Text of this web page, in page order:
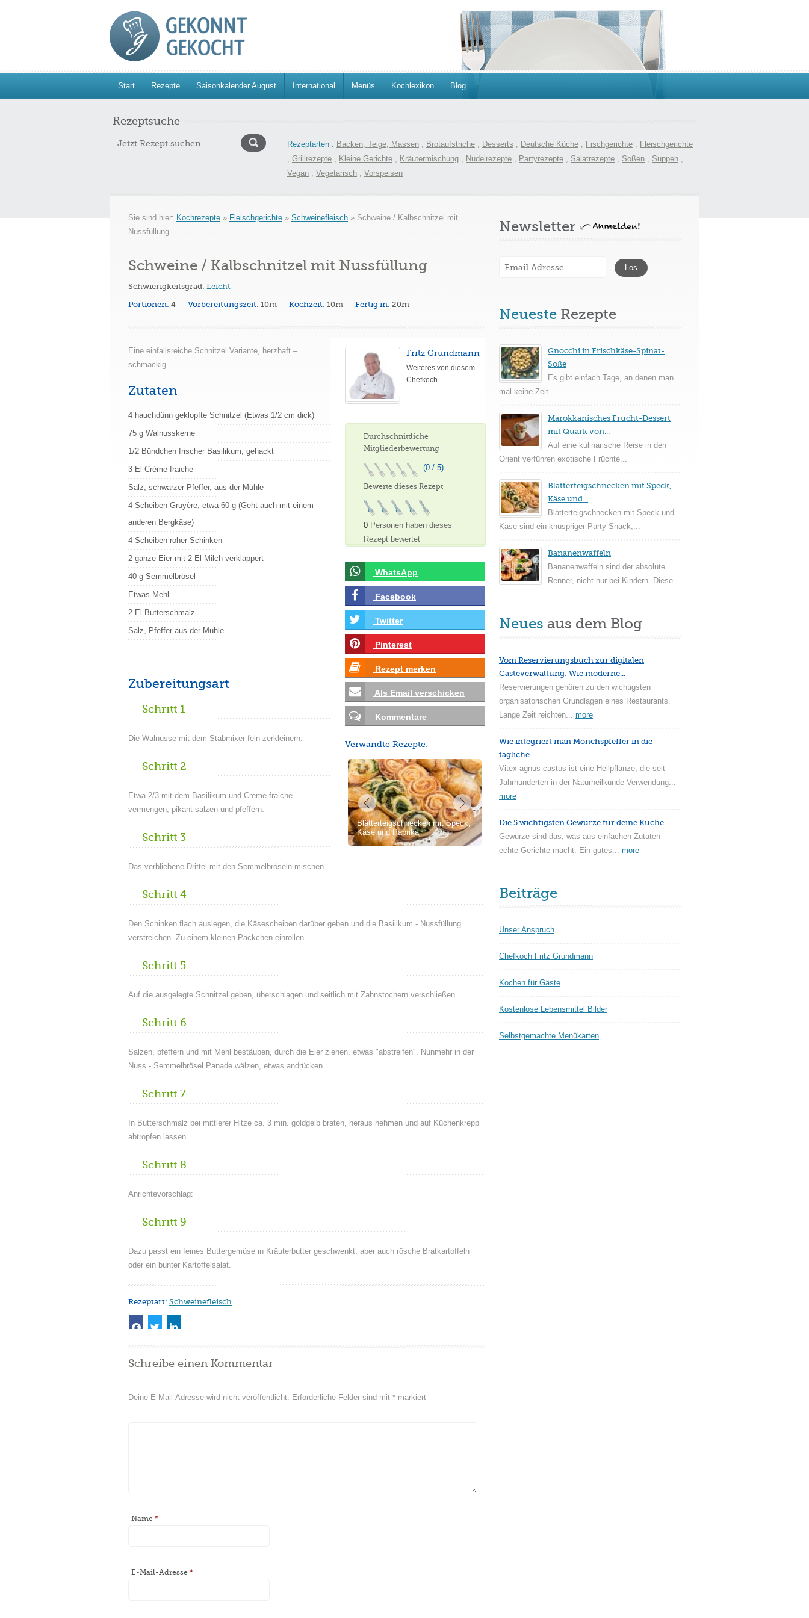
Start Rezepte Saisonkalender August International Menüs Kochlexikon Blog
Rezeptsuche
Rezeptarten : Backen, Teige, Massen , Brotaufstriche , Desserts , Deutsche Küche , Fischgerichte , Fleischgerichte
, Grillrezepte , Kleine Gerichte , Kräutermischung , Nudelrezepte , Partyrezepte , Salatrezepte , Soßen , Suppen ,
Vegan , Vegetarisch , Vorspeisen
Sie sind hier: Kochrezepte » Fleischgerichte » Schweinefleisch » Schweine / Kalbschnitzel mit
Nussfüllung
Schweine / Kalbschnitzel mit Nussfüllung
Schwierigkeitsgrad: Leicht
Portionen: 4 Vorbereitungszeit: 10m Kochzeit: 10m Fertig in: 20m
Fritz Grundmann
Weiteres von diesem
Chefkoch
Durchschnittliche
Mitgliederbewertung
(0 / 5)
Bewerte dieses Rezept
0 Personen haben dieses
Rezept bewertet
WhatsApp
Facebook
Twitter
Pinterest
Rezept merken
Als Email verschicken
Kommentare
Verwandte Rezepte:
Blätterteigschnecken mit Speck,
Käse und Paprika
Eine einfallsreiche Schnitzel Variante, herzhaft –
schmackig
Zutaten
4 hauchdünn geklopfte Schnitzel (Etwas 1/2 cm dick)
75 g Walnusskerne
1/2 Bündchen frischer Basilikum, gehackt
3 El Crème fraiche
Salz, schwarzer Pfeffer, aus der Mühle
4 Scheiben Gruyère, etwa 60 g (Geht auch mit einem
anderen Bergkäse)
4 Scheiben roher Schinken
2 ganze Eier mit 2 El Milch verklappert
40 g Semmelbrösel
Etwas Mehl
2 El Butterschmalz
Salz, Pfeffer aus der Mühle
Zubereitungsart
Schritt 1
Die Walnüsse mit dem Stabmixer fein zerkleinern.
Schritt 2
Etwa 2/3 mit dem Basilikum und Creme fraiche
vermengen, pikant salzen und pfeffern.
Schritt 3
Das verbliebene Drittel mit den Semmelbröseln mischen.
Schritt 4
Den Schinken flach auslegen, die Käsescheiben darüber geben und die Basilikum - Nussfüllung
verstreichen. Zu einem kleinen Päckchen einrollen.
Schritt 5
Auf die ausgelegte Schnitzel geben, überschlagen und seitlich mit Zahnstochern verschließen.
Schritt 6
Salzen, pfeffern und mit Mehl bestäuben, durch die Eier ziehen, etwas "abstreifen". Nunmehr in der
Nuss - Semmelbrösel Panade wälzen, etwas andrücken.
Schritt 7
In Butterschmalz bei mittlerer Hitze ca. 3 min. goldgelb braten, heraus nehmen und auf Küchenkrepp
abtropfen lassen.
Schritt 8
Anrichtevorschlag:
Schritt 9
Dazu passt ein feines Buttergemüse in Kräuterbutter geschwenkt, aber auch rösche Bratkartoffeln
oder ein bunter Kartoffelsalat.
Rezeptart: Schweinefleisch
Schreibe einen Kommentar
Deine E-Mail-Adresse wird nicht veröffentlicht. Erforderliche Felder sind mit * markiert
Name *
E-Mail-Adresse *
Newsletter
Neueste Rezepte
Gnocchi in Frischkäse-Spinat-
Soße
Es gibt einfach Tage, an denen man
mal keine Zeit...
Marokkanisches Frucht-Dessert
mit Quark von...
Auf eine kulinarische Reise in den
Orient verführen exotische Früchte...
Blätterteigschnecken mit Speck,
Käse und...
Blätterteigschnecken mit Speck und
Käse sind ein knuspriger Party Snack,...
Bananenwaffeln
Bananenwaffeln sind der absolute
Renner, nicht nur bei Kindern. Diese...
Neues aus dem Blog
Vom Reservierungsbuch zur digitalen
Gästeverwaltung: Wie moderne...
Reservierungen gehören zu den wichtigsten
organisatorischen Grundlagen eines Restaurants.
Lange Zeit reichten... more
Wie integriert man Mönchspfeffer in die
tägliche...
Vitex agnus-castus ist eine Heilpflanze, die seit
Jahrhunderten in der Naturheilkunde Verwendung...
more
Die 5 wichtigsten Gewürze für deine Küche
Gewürze sind das, was aus einfachen Zutaten
echte Gerichte macht. Ein gutes... more
Beiträge
Unser Anspruch
Chefkoch Fritz Grundmann
Kochen für Gäste
Kostenlose Lebensmittel Bilder
Selbstgemachte Menükarten